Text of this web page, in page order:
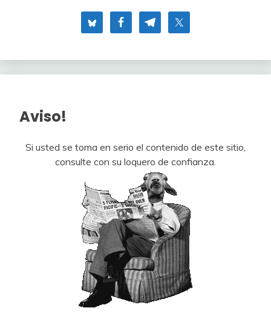
Aviso!
Si usted se toma en serio el contenido de este sitio,
consulte con su loquero de confianza.